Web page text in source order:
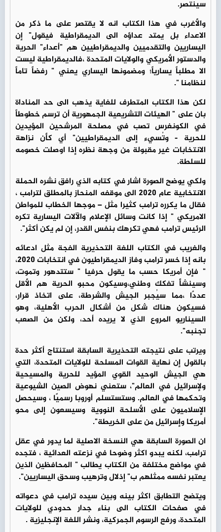
سينتصر.
والأغرب في هذا الكتاب انه لا يقتصر على ما ذكر من
الاعداء بل يمتد عداؤه الى الديمقراطية فيقول" إن
اليساريين والتقدميين والديمقراطيين هم "أعداء" الحرية
والدستور الأمريكي والولايات المتحدة ،فالديمقراطية ليست
الا مطلباً يسارياً؛ ومضمونها اليساري يعني " رفضاً تاماً
لنظامنا ".
لكن هذا الكتاب المتطرف للغاية يذهب الى حد المناداة
بان على " الهيئات التشريعية الجمهورية أن ترسم خطوطاً
في الكونغرس تصب في مصلحة المرشحين المؤيدين
للحرية - وتُسيء إلى الديمقراطيين" أي كأن نزاهة
الانتخابات غير مقبولة من وجهة نظره إذا اوصلت خصومه
للسلطة.
ولكي يوضح الصورة اشار في كتابه الذي رافق نشره الحملة
الانتخابية عام 2020 الى موقفه المنحاز بالمطلق لترامب ،
فقال ما يكرره ترامب كثيرا مثل – موجها الخطاب للمواطن
الامريكي " إذا كانت وسائل الإعلام والآلات اليسارية تكره
الرئيس ترامب فهي تكرهك بنفس القدر، إن لم يكن أكثر".
والغريب في الكتاب اللغة التحذيرية الفجة مثل ادعائه
بانه إذا خسر ترامب وفاز الديمقراطيون في انتخابات 2020،
" فإن أمريكا حسب ما يقول حرفيا " ستتدهور وتموت،
وسينشأ تفكك وطني،وسيكون محبو الحرية هم الأقل
عددًا ،مما سيُجبر الجيش والشرطة، على اتخاذ قرار،
فسيكون هناك شكل من أشكال الحرب الأهلية، وهو
السيناريو المروع الذي لا يريده أحد، ولكن من الصعب
تجنبه".
ويرتب على نتيجته التحذيرية السابقة استنتاج أكثر حدة
بالقول إن نهاية القوات المسلحة للولايات المتحدة، التي
هي الجيش الوحيد القوي المؤيد للحرية والمسيحية
ولإسرائيل في العالم"، ستعني نهوض الصين الشيوعية
وتحكمها في العالم. وستستسلم أوروبا رسميًا ، وسيحصل
الإسلاميون على الأسلحة النووية وسيسعون إلى محو
أمريكا وإسرائيل من على الخريطة".
ان الصورة السابقة هي النسخة الاصلية لما يدور في عقل
ترامب، لكنه يبدو اكثر وضوحا في نزعته العدائية ، فتجده
في مواضع مختلفة من الكتاب يطالب " المحافظين الذين
يعتبر نفسه ممثلهم ب" إذلال وترهيب وسحق اليساريين".
ويتضح التطابق اكثر بينه وبين سيده ترامب في دعواته
في صفحات الكتاب الى بناء جدار حدودي للولايات
المتحدة، ورفع الرسوم الجمركية، ونشر اللغة الإنجليزية .